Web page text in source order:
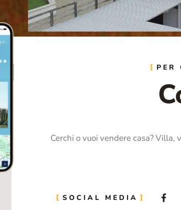
PER
Cerchi o vuoi vendere casa?
SOCIAL MEDIA